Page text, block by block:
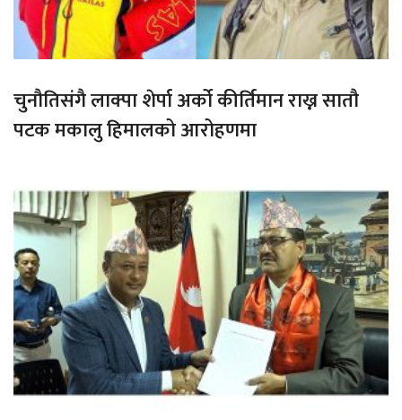
चुनौतिसंगै लाक्पा शेर्पा अर्को कीर्तिमान राख्न सातौ
पटक मकालु हिमालको आरोहणमा